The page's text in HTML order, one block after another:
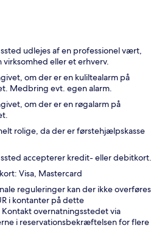
udlejes af en professionel vært,
virksomhed eller et erhverv.
om der er en kuliltealarm på
Medbring evt. egen alarm.
om der er en røgalarm på
rolige, da der er førstehjælpskasse
accepterer kredit- eller debitkort.
Visa, Mastercard
reguleringer kan der ikke overføres
i kontanter på dette
overnatningsstedet via
i reservationsbekræftelsen for flere